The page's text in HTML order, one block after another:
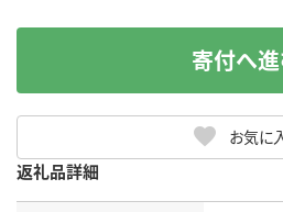
お気に
寄付へ
返礼品詳細